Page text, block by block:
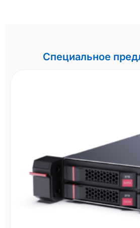
Специальное